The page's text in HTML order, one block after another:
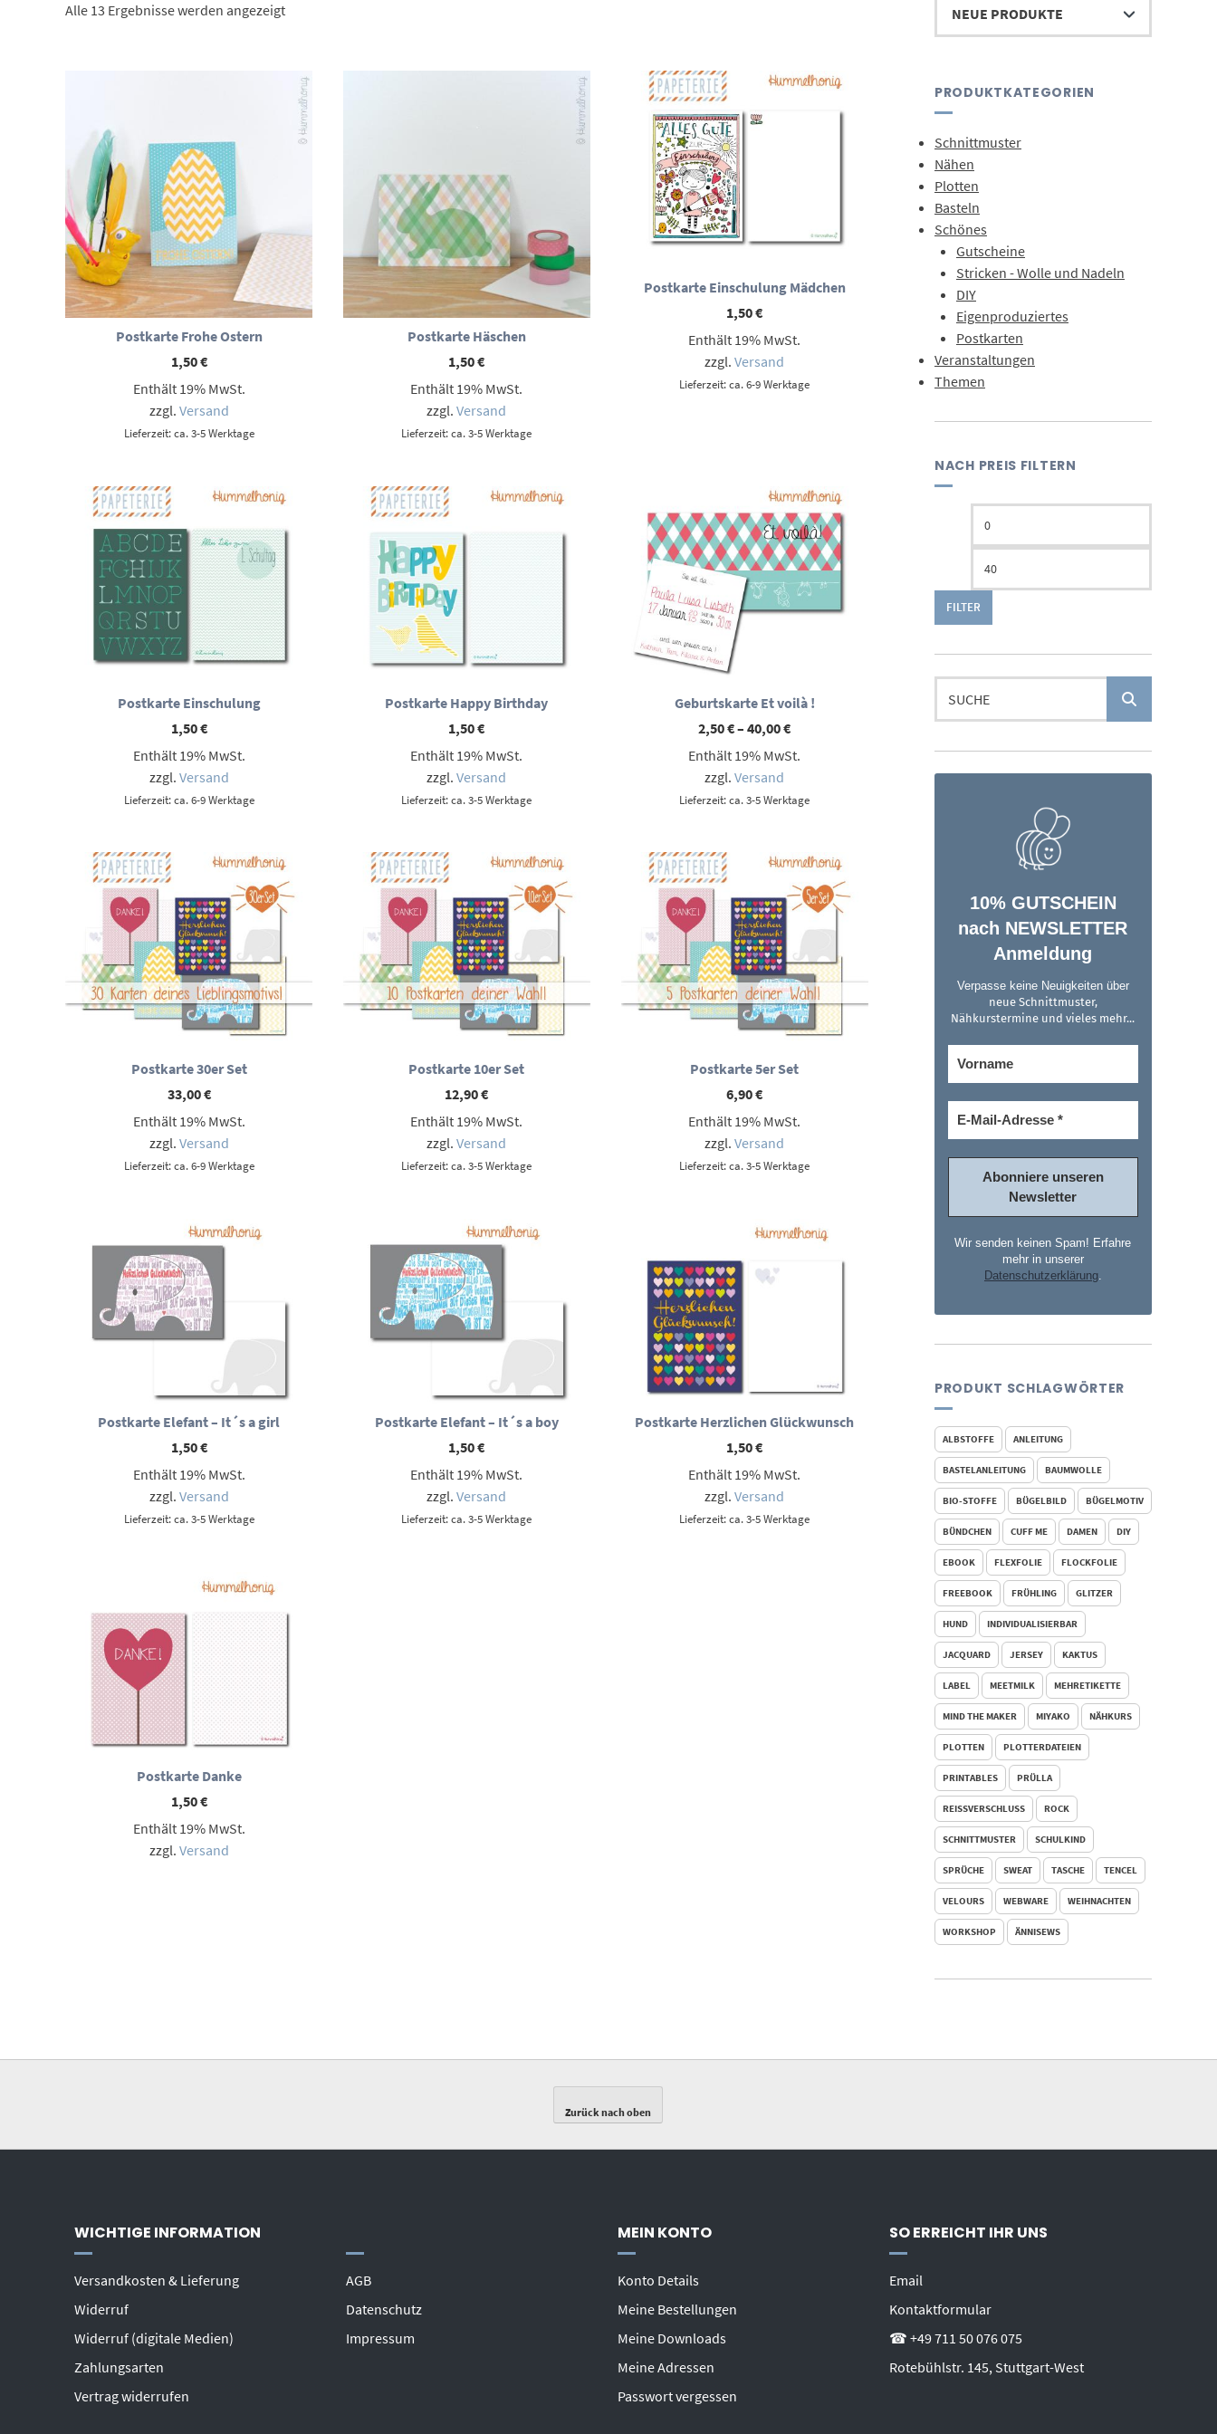
Alle 13 Ergebnisse werden angezeigtNach
Postkarte Frohe Ostern
1,50€
Enthält 19% MwSt.
zzgl. Versand
Lieferzeit: ca. 3-5 Werktage
Postkarte Häschen
1,50€
Enthält 19% MwSt.
zzgl.Versand
Lieferzeit: ca. 3-5 Werktage
Postkarte Einschulung Mädchen
1,50€
Enthält 19% MwSt.
zzgl.Versand
Lieferzeit: ca. 6-9 Werktage
Postkarte Einschulung
1,50€
Enthält 19% MwSt.
zzgl. Versand
Lieferzeit: ca. 6-9 Werktage
Postkarte Happy Birthday
1,50€
Enthält 19% MwSt.
zzgl.Versand
Lieferzeit: ca. 3-5 Werktage
Geburtskarte Et voilà !
2,50€–40,00€Preisspanne:
bis
Enthält 19% MwSt.
zzgl.Versand
Lieferzeit: ca. 3-5 Werktage
Postkarte 30er Set
33,00€
Enthält 19% MwSt.
zzgl. Versand
Lieferzeit: ca. 6-9 Werktage
Postkarte 10er Set
12,90€
Enthält 19% MwSt.
zzgl.Versand
Lieferzeit: ca. 3-5 Werktage
Postkarte 5er Set
6,90€
Enthält 19% MwSt.
zzgl.Versand
Lieferzeit: ca. 3-5 Werktage
Postkarte Elefant – It´s a girl
1,50€
Enthält 19% MwSt.
zzgl. Versand
Lieferzeit: ca. 3-5 Werktage
Postkarte Elefant – It´s a boy
1,50€
Enthält 19% MwSt.
zzgl.Versand
Lieferzeit: ca. 3-5 Werktage
Postkarte Herzlichen Glückwunsch
1,50€
Enthält 19% MwSt.
zzgl.Versand
Lieferzeit: ca. 3-5 Werktage
Postkarte Danke
1,50€
Enthält 19% MwSt.
zzgl. Versand
PRODUKTKATEGORIEN
Schnittmuster
Nähen
Plotten
Basteln
Schönes
Gutscheine
Stricken - Wolle und Nadeln
DIY
Eigenproduziertes
Postkarten
Veranstaltungen
Themen
NACH PREIS FILTERN
Preis
FILTER
nach:
10% GUTSCHEIN
nach NEWSLETTER
Anmeldung
Verpasse keine Neuigkeiten über
neue Schnittmuster,
Nähkurstermine und vieles mehr...
Wir senden keinen Spam! Erfahre
mehr in unserer
Datenschutzerklärung.
PRODUKT SCHLAGWÖRTER
ALBSTOFFE ANLEITUNG
BASTELANLEITUNG BAUMWOLLE
BIO-STOFFE BÜGELBILD BÜGELMOTIV
BÜNDCHEN CUFF ME DAMEN DIY
EBOOK FLEXFOLIE FLOCKFOLIE
FREEBOOK FRÜHLING GLITZER
HUND INDIVIDUALISIERBAR
JACQUARD JERSEY KAKTUS
LABEL MEETMILK MEHRETIKETTE
MIND THE MAKER MIYAKO NÄHKURS
PLOTTEN PLOTTERDATEIEN
PRINTABLES PRÜLLA
REISSVERSCHLUSS ROCK
SCHNITTMUSTER SCHULKIND
SPRÜCHE SWEAT TASCHE TENCEL
VELOURS WEBWARE WEIHNACHTEN
WORKSHOP ÄNNISEWS
Zurück nach oben
WICHTIGE INFORMATION
Versandkosten & Lieferung
Widerruf
Widerruf (digitale Medien)
Zahlungsarten
Vertrag widerrufen
AGB
Datenschutz
Impressum
MEIN KONTO
Konto Details
Meine Bestellungen
Meine Downloads
Meine Adressen
Passwort vergessen
SO ERREICHT IHR UNS
Email
Kontaktformular
☎ +49 711 50 076 075
Rotebühlstr. 145, Stuttgart-West